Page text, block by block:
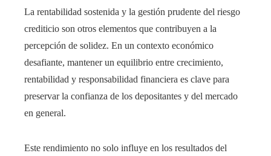
La rentabilidad sostenida y la gestión prudente del riesgo
crediticio son otros elementos que contribuyen a la
percepción de solidez. En un contexto económico
desafiante, mantener un equilibrio entre crecimiento,
rentabilidad y responsabilidad financiera es clave para
preservar la confianza de los depositantes y del mercado
en general.
Este rendimiento no solo influye en los resultados del